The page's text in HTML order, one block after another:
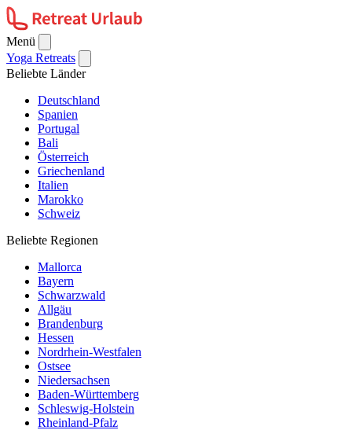
Menü
Yoga Retreats
Beliebte Länder
Deutschland
Spanien
Portugal
Bali
Österreich
Griechenland
Italien
Marokko
Schweiz
Beliebte Regionen
Mallorca
Bayern
Schwarzwald
Allgäu
Brandenburg
Hessen
Nordrhein-Westfalen
Ostsee
Niedersachsen
Baden-Württemberg
Schleswig-Holstein
Rheinland-Pfalz